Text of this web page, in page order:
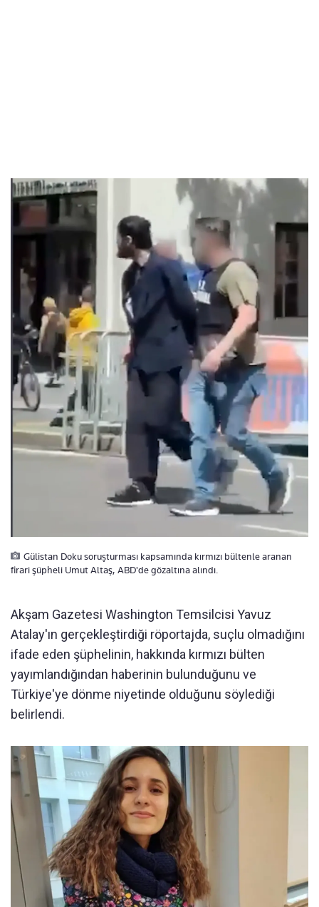
Gülistan Doku soruşturması kapsamında kırmızı bültenle aranan
firari şüpheli Umut Altaş, ABD'de gözaltına alındı.
Akşam Gazetesi Washington Temsilcisi Yavuz
Atalay'ın gerçekleştirdiği röportajda, suçlu olmadığını
ifade eden şüphelinin, hakkında kırmızı bülten
yayımlandığından haberinin bulunduğunu ve
Türkiye'ye dönme niyetinde olduğunu söylediği
belirlendi.